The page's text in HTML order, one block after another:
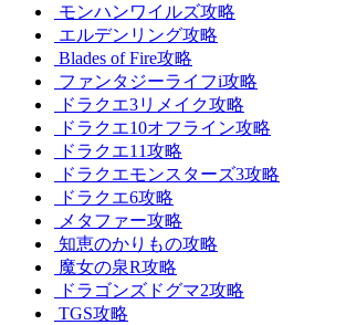
モンハンワイルズ攻略
エルデンリング攻略
Blades of Fire攻略
ファンタジーライフi攻略
ドラクエ3リメイク攻略
ドラクエ10オフライン攻略
ドラクエ11攻略
ドラクエモンスターズ3攻略
ドラクエ6攻略
メタファー攻略
知恵のかりもの攻略
魔女の泉R攻略
ドラゴンズドグマ2攻略
TGS攻略